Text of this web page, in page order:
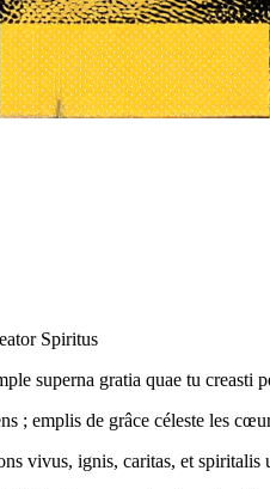
Spiritus
superna gratia quae tu creasti
; emplis de grâce céleste les
vivus, ignis, caritas, et spiritalis